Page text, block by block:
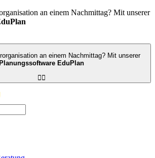
an einem Nachmittag? Mit unserer
an einem Nachmittag? Mit unserer
Planungssoftware EduPlan
